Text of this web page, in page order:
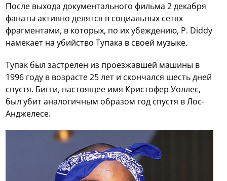
После выхода документального фильма 2 декабря
фанаты активно делятся в социальных сетях
фрагментами, в которых, по их убеждению, P. Diddy
намекает на убийство Тупака в своей музыке.
Тупак был застрелен из проезжавшей машины в
1996 году в возрасте 25 лет и скончался шесть дней
спустя. Бигги, настоящее имя Кристофер Уоллес,
был убит аналогичным образом год спустя в Лос-
Анджелесе.